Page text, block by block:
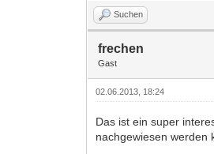
Suchen
frechen
Gast
02.06.2013, 18:24
Das ist ein super
nachgewiesen werden